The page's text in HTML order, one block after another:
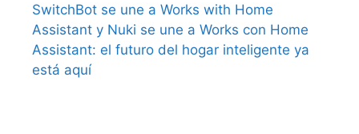
SwitchBot se une a Works with Home
Assistant y Nuki se une a Works con Home
Assistant: el futuro del hogar inteligente ya
está aquí